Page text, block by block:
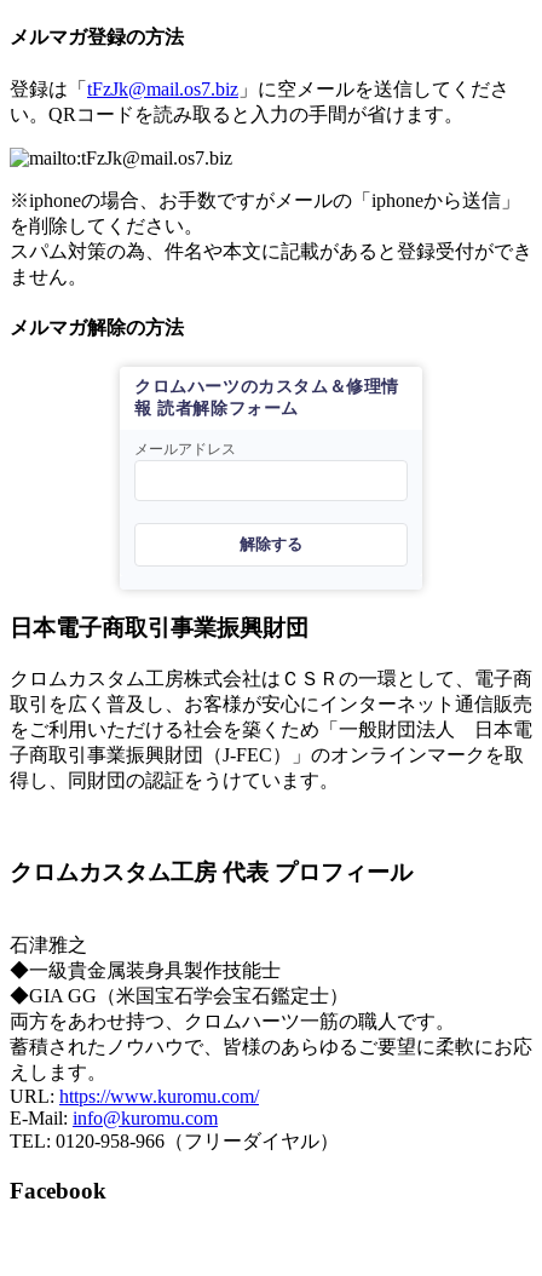
メルマガ登録の方法
登録は「 tFzJk@mail.os7.biz 」に空メールを送信してくださ
い。QRコードを読み取ると入力の手間が省けます。
※iphoneの場合、お手数ですがメールの「iphoneから送信」
を削除してください。
スパム対策の為、件名や本文に記載があると登録受付ができ
ません。
メルマガ解除の方法
クロムハーツのカスタム＆修理情
報 読者解除フォーム
メールアドレス
解除する
日本電子商取引事業振興財団
クロムカスタム工房株式会社はＣＳＲの一環として、電子商
取引を広く普及し、お客様が安心にインターネット通信販売
をご利用いただける社会を築くため「一般財団法人 日本電
子商取引事業振興財団（J-FEC）」のオンラインマークを取
得し、同財団の認証をうけています。
クロムカスタム工房 代表 プロフィール
石津雅之
◆一級貴金属装身具製作技能士
◆GIA GG（米国宝石学会宝石鑑定士）
両方をあわせ持つ、クロムハーツ一筋の職人です。
蓄積されたノウハウで、皆様のあらゆるご要望に柔軟にお応
えします。
URL: https://www.kuromu.com/
E-Mail: info@kuromu.com
TEL: 0120-958-966（フリーダイヤル）
Facebook